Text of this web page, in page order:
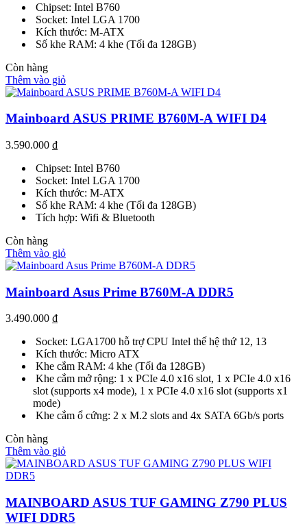
Chipset: Intel B760
Socket: Intel LGA 1700
Kích thước: M-ATX
Số khe RAM: 4 khe (Tối đa 128GB)
Còn hàng
Thêm vào giỏ
Mainboard ASUS PRIME B760M-A WIFI D4
3.590.000 ₫
Chipset: Intel B760
Socket: Intel LGA 1700
Kích thước: M-ATX
Số khe RAM: 4 khe (Tối đa 128GB)
Tích hợp: Wifi & Bluetooth
Còn hàng
Thêm vào giỏ
Mainboard Asus Prime B760M-A DDR5
3.490.000 ₫
Socket: LGA1700 hỗ trợ CPU Intel thế hệ thứ 12, 13
Kích thước: Micro ATX
Khe cắm RAM: 4 khe (Tối đa 128GB)
Khe cắm mở rộng: 1 x PCIe 4.0 x16 slot, 1 x PCIe 4.0 x16
slot (supports x4 mode), 1 x PCIe 4.0 x16 slot (supports x1
mode)
Khe cắm ổ cứng: 2 x M.2 slots and 4x SATA 6Gb/s ports
Còn hàng
Thêm vào giỏ
MAINBOARD ASUS TUF GAMING Z790 PLUS
WIFI DDR5